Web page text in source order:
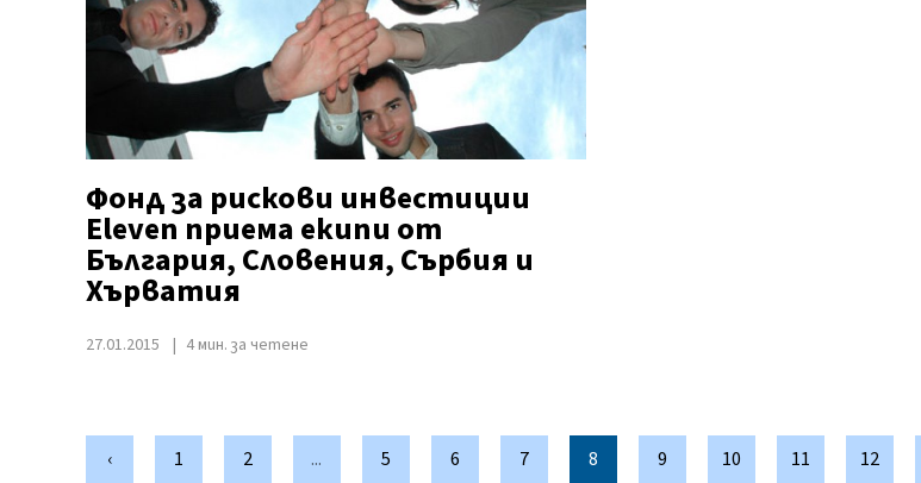
Фонд за рискови инвестиции
Eleven приема екипи от
България, Словения, Сърбия и
Хърватия
27.01.2015 4 мин. за четене
‹ 1 2 ... 5 6 7 8 9 10 11 12